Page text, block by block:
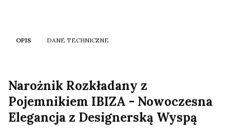
OPIS DANE TECHNICZNE
Narożnik Rozkładany z
Pojemnikiem IBIZA - Nowoczesna
Elegancja z Designerską Wyspą